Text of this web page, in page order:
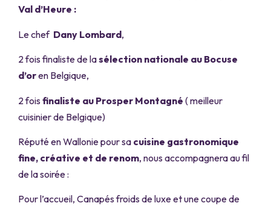
Val d’Heure :
Le chef Dany Lombard,
2 fois finaliste de lasélection nationale au Bocuse
d’oren Belgique,
2 fois finaliste au Prosper Montagné ( meilleur
cuisinier de Belgique)
Réputé en Wallonie pour sa cuisine gastronomique
fine, créative et de renom, nous accompagnera au fil
de la soirée :
Pour l’accueil, Canapés froids de luxe et une coupe de